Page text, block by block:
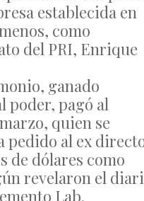
establecida en
como
del PRI, Enrique
ganado
poder, pagó al
quien se
pedido al ex
de dólares como
revelaron el
Lab.